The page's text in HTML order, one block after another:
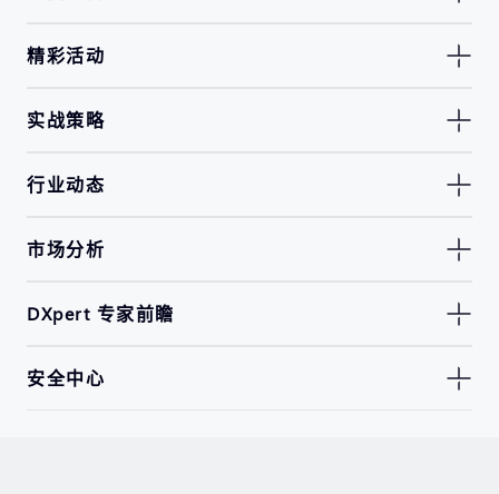
精彩活动
实战策略
行业动态
市场分析
DXpert 专家前瞻
安全中心